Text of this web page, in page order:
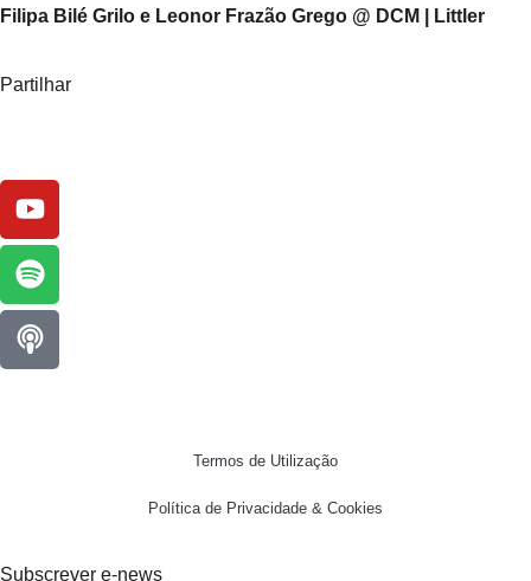
Filipa Bilé Grilo e Leonor Frazão Grego @ DCM | Littler
Partilhar
Termos de Utilização
Política de Privacidade & Cookies
Subscrever e-news